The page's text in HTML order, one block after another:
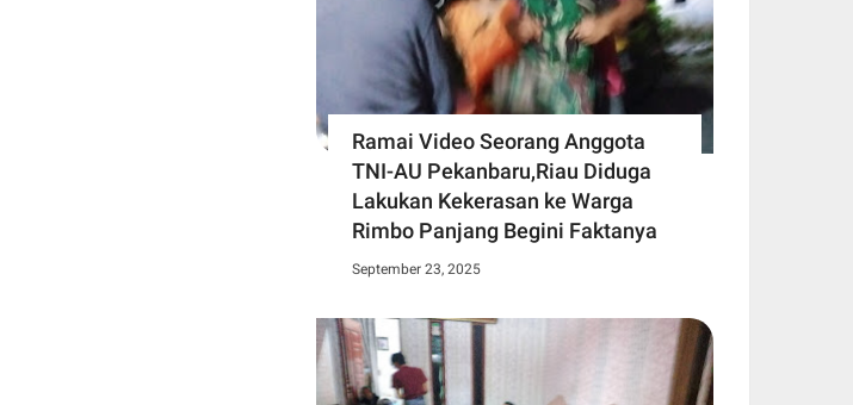
Ramai Video Seorang Anggota
TNI-AU Pekanbaru,Riau Diduga
Lakukan Kekerasan ke Warga
Rimbo Panjang Begini Faktanya
September 23, 2025